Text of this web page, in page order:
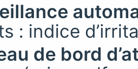
: indice
de bord